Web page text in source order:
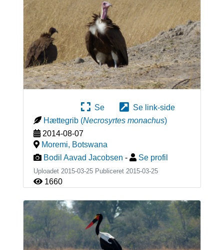
Se
Se link-side
Hættegrib (Necrosyrtes monachus)
2014-08-07
Moremi, Botswana
Bodil Aavad Jacobsen - Se profil
Uploadet 2015-03-25 Publiceret 2015-03-25
1660